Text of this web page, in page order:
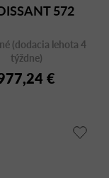
572
(dodacia lehota 4
týždne)
€